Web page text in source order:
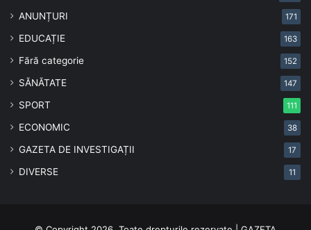
ANUNȚURI 171
EDUCAȚIE 163
Fără categorie 152
SĂNĂTATE 147
SPORT 111
ECONOMIC 38
GAZETA DE INVESTIGAȚII 17
DIVERSE 11